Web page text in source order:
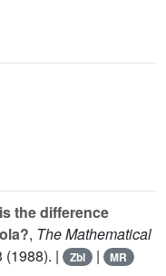
the difference
, The Mathematical
(1988). | Zbl | MR